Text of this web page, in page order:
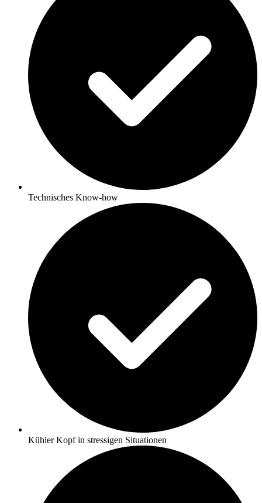
Technisches Know-how
Kühler Kopf in stressigen Situationen